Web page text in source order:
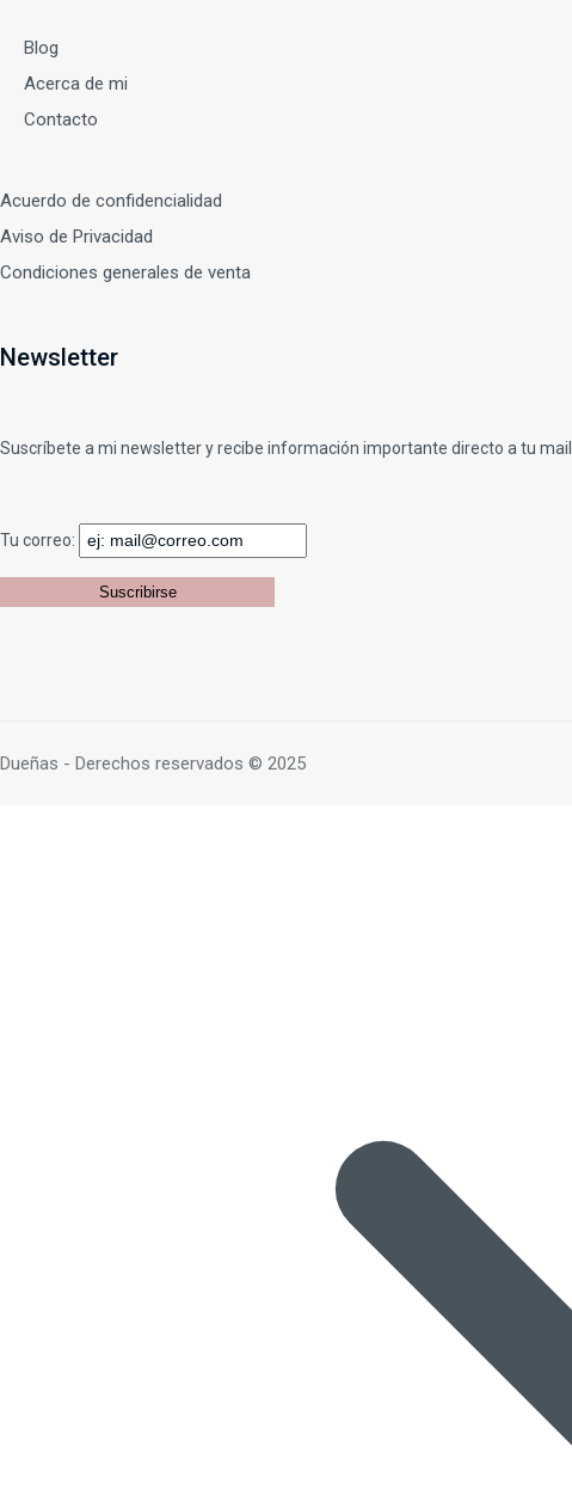
Blog
Acerca de mi
Contacto
Acuerdo de confidencialidad
Aviso de Privacidad
Condiciones generales de venta
Newsletter
Suscríbete a mi newsletter y recibe información importante directo a tu mail.
Tu correo:
Dueñas - Derechos reservados © 2025